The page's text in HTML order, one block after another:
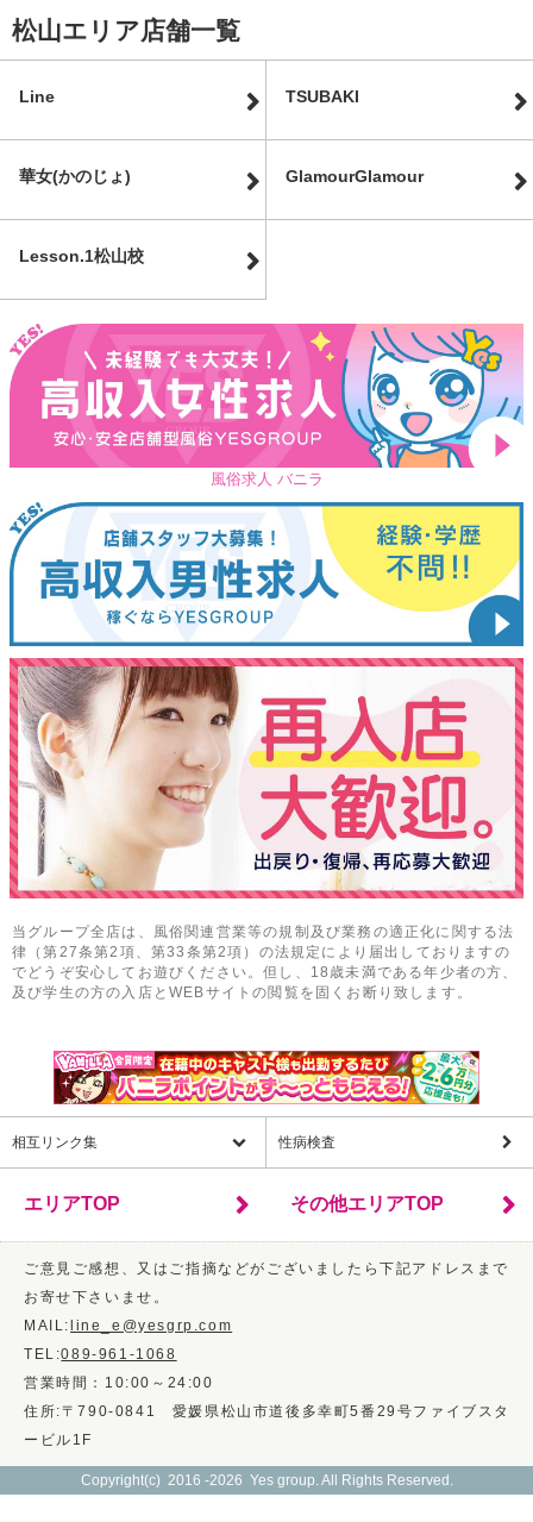
松山エリア店舗一覧
Line TSUBAKI
華女(かのじょ) GlamourGlamour
Lesson.1松山校
風俗求人 バニラ
当グループ全店は、風俗関連営業等の規制及び業務の適正化に関する法
律（第27条第2項、第33条第2項）の法規定により届出しておりますの
でどうぞ安心してお遊びください。但し、18歳未満である年少者の方、
及び学生の方の入店とWEBサイトの閲覧を固くお断り致します。
相互リンク集 性病検査
エリアTOP その他エリアTOP
ご意見ご感想、又はご指摘などがございましたら下記アドレスまで
お寄せ下さいませ。
MAIL: line_e@yesgrp.com
TEL:089-961-1068
営業時間：10:00～24:00
住所:〒790-0841 愛媛県松山市道後多幸町5番29号ファイブスタ
ービル1F
Copyright(c) 2016 -2026 Yes group. All Rights Reserved.